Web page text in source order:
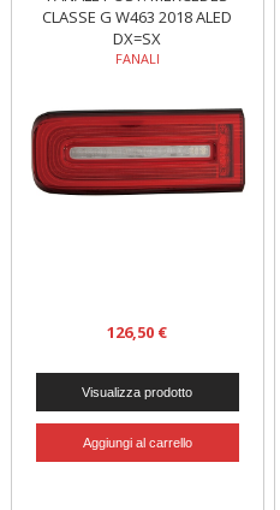
CLASSE G W463 2018 ALED
DX=SX
FANALI
126,50 €